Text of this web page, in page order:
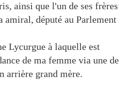
ainsi que l'un de ses frères
député au Parlement
Lycurgue à laquelle est
de ma femme via une de
arrière grand mère.